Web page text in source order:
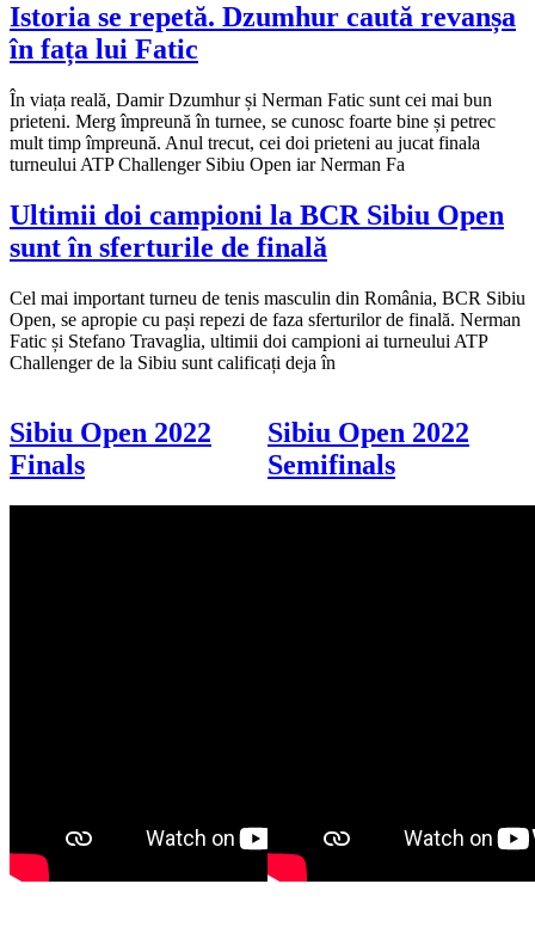
Istoria se repetă. Dzumhur caută revanșa
în fața lui Fatic
În viața reală, Damir Dzumhur și Nerman Fatic sunt cei mai bun
prieteni. Merg împreună în turnee, se cunosc foarte bine și petrec
mult timp împreună. Anul trecut, cei doi prieteni au jucat finala
turneului ATP Challenger Sibiu Open iar Nerman Fa
Ultimii doi campioni la BCR Sibiu Open
sunt în sferturile de finală
Cel mai important turneu de tenis masculin din România, BCR Sibiu
Open, se apropie cu pași repezi de faza sferturilor de finală. Nerman
Fatic și Stefano Travaglia, ultimii doi campioni ai turneului ATP
Challenger de la Sibiu sunt calificați deja în
Sibiu Open 2022
Finals
Sibiu Open 2022
Semifinals